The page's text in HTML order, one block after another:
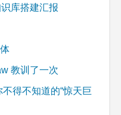
库搭建汇报
教训了一次
得不知道的“惊天巨